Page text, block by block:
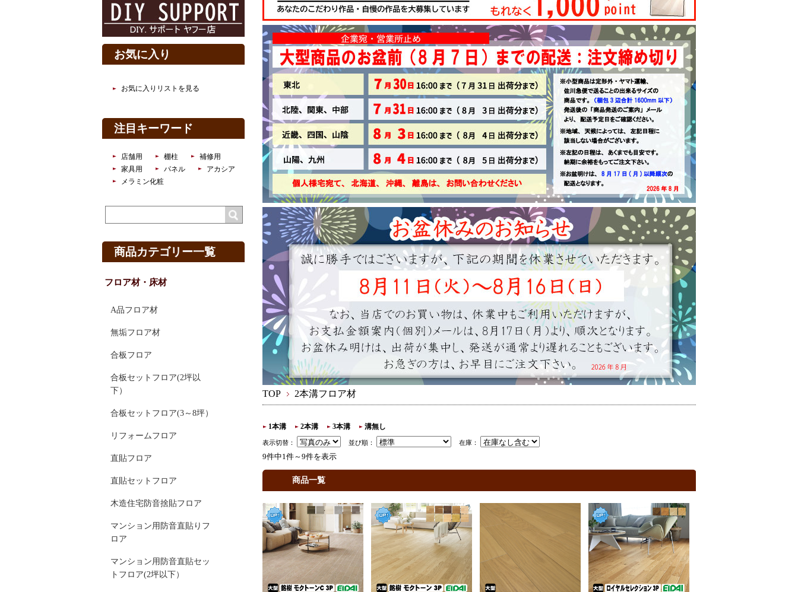
TOP 2本溝フロア材
1本溝 2本溝 3本溝 溝無し
表示切替： 並び順： 在庫：
9件中1件～9件を表示
商品一覧
お気に入り
お気に入りリストを見る
注目キーワード
店舗用 棚柱
補修用
家具用
パネル
アカシア
メラミン化粧
商品カテゴリー一覧
フロア材・床材
A品フロア材
無垢フロア材
合板フロア
合板セットフロア(2坪以
下）
合板セットフロア(3～8坪）
リフォームフロア
直貼フロア
直貼セットフロア
木造住宅防音捨貼フロア
マンション用防音直貼りフ
ロア
マンション用防音直貼セッ
トフロア(2坪以下）